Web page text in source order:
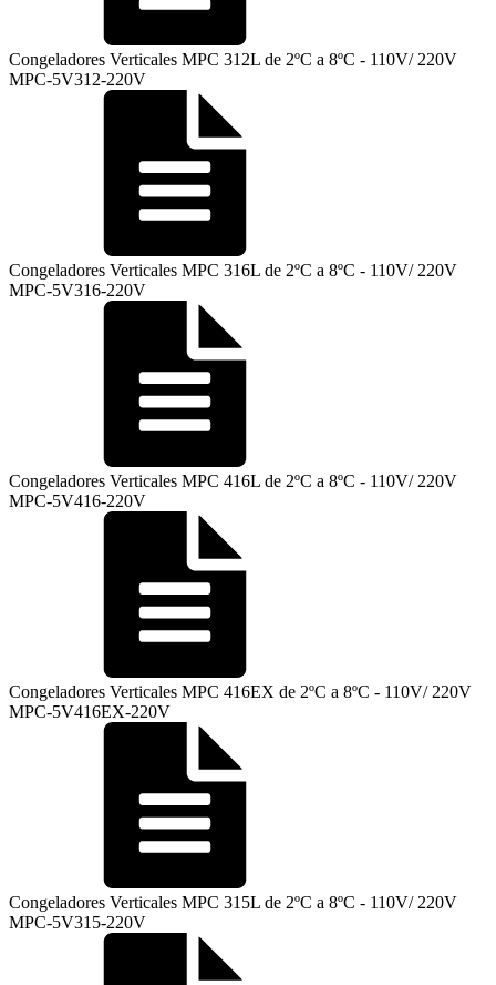
Congeladores Verticales MPC 312L de 2ºC a 8ºC - 110V/ 220V
MPC-5V312-220V
Congeladores Verticales MPC 316L de 2ºC a 8ºC - 110V/ 220V
MPC-5V316-220V
Congeladores Verticales MPC 416L de 2ºC a 8ºC - 110V/ 220V
MPC-5V416-220V
Congeladores Verticales MPC 416EX de 2ºC a 8ºC - 110V/ 220V
MPC-5V416EX-220V
Congeladores Verticales MPC 315L de 2ºC a 8ºC - 110V/ 220V
MPC-5V315-220V